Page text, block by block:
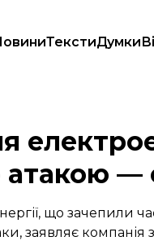
ТекстиДумки
було хакерською атакою
атакою —
що зачепили
заявляє